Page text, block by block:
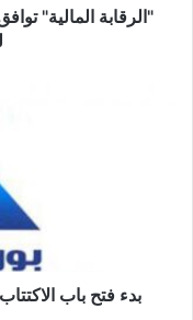
"الرقابة المالية"
للهندسة"بدء فتح باب